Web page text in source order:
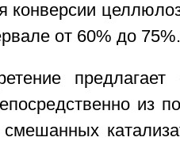
конверсии
от 60% до 75%.
из
смешанных